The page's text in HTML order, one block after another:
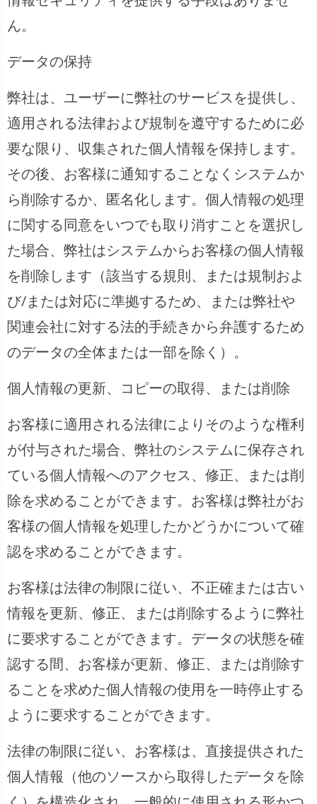
ん。
データの保持
弊社は、ユーザーに弊社のサービスを提供し、
適用される法律および規制を遵守するために必
要な限り、収集された個人情報を保持します。
その後、お客様に通知することなくシステムか
ら削除するか、匿名化します。個人情報の処理
に関する同意をいつでも取り消すことを選択し
た場合、弊社はシステムからお客様の個人情報
を削除します（該当する規則、または規制およ
び/または対応に準拠するため、または弊社や
関連会社に対する法的手続きから弁護するため
のデータの全体または一部を除く）。
個人情報の更新、コピーの取得、または削除
お客様に適用される法律によりそのような権利
が付与された場合、弊社のシステムに保存され
ている個人情報へのアクセス、修正、または削
除を求めることができます。お客様は弊社がお
客様の個人情報を処理したかどうかについて確
認を求めることができます。
お客様は法律の制限に従い、不正確または古い
情報を更新、修正、または削除するように弊社
に要求することができます。データの状態を確
認する間、お客様が更新、修正、または削除す
ることを求めた個人情報の使用を一時停止する
ように要求することができます。
法律の制限に従い、お客様は、直接提供された
個人情報（他のソースから取得したデータを除